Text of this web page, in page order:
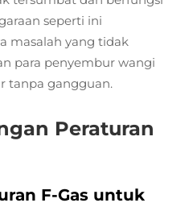
seperti ini
masalah yang tidak
para penyembur wangi
tanpa gangguan.
Peraturan
F-Gas untuk